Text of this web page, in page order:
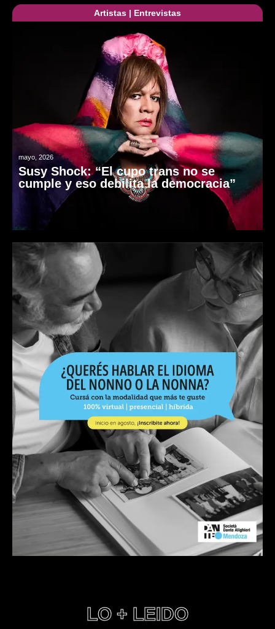
Artistas | Entrevistas
mayo, 2026
Susy Shock: “El cupo trans no se
cumple y eso debilita la democracia”
LO + LEIDO